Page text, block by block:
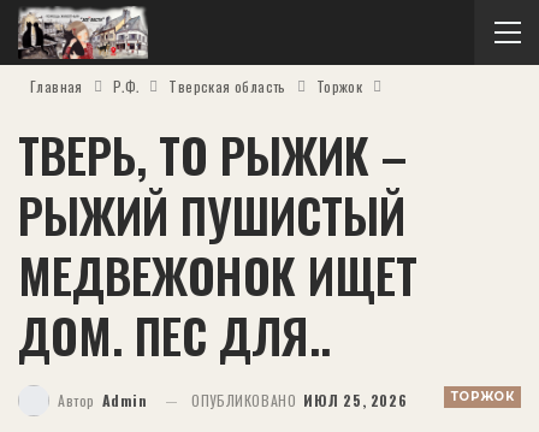
Главная Р.Ф. Тверская область Торжок
ТВЕРЬ, ТО РЫЖИК –
РЫЖИЙ ПУШИСТЫЙ
МЕДВЕЖОНОК ИЩЕТ
ДОМ. ПЕС ДЛЯ..
ТОРЖОК
Автор Admin ОПУБЛИКОВАНО ИЮЛ 25, 2026